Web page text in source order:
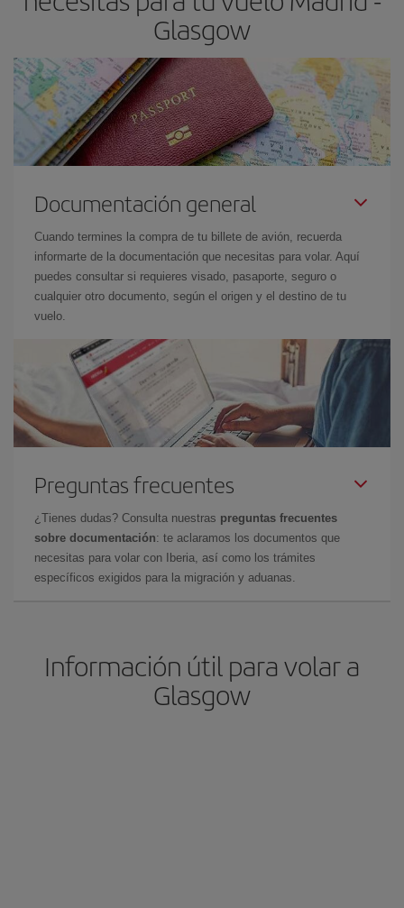
Glasgow
Documentación general
Cuando termines la compra de tu billete de avión, recuerda
informarte de la documentación que necesitas para volar. Aquí
puedes consultar si requieres visado, pasaporte, seguro o
cualquier otro documento, según el origen y el destino de tu
vuelo.
Preguntas frecuentes
¿Tienes dudas? Consulta nuestras preguntas frecuentes
sobre documentación: te aclaramos los documentos que
necesitas para volar con Iberia, así como los trámites
específicos exigidos para la migración y aduanas.
Información útil para volar a
Glasgow